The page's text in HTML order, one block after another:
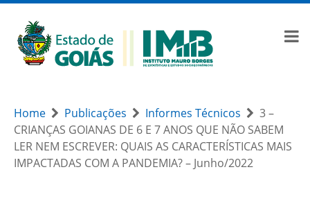
Home Publicações Informes Técnicos
3 –
CRIANÇAS GOIANAS DE 6 E 7 ANOS QUE NÃO SABEM
LER NEM ESCREVER: QUAIS AS CARACTERÍSTICAS MAIS
IMPACTADAS COM A PANDEMIA? – Junho/2022